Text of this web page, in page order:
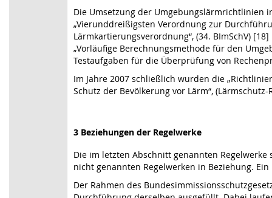
Die Umsetzung der Umgebungslärmrichtlinien
„Vierunddreißigsten Verordnung zur
Lärmkartierungsverordnung“, (34. BImSchV)
„Vorläufige Berechnungsmethode für den
Testaufgaben für die Überprüfung von
Im Jahre 2007 schließlich wurden die
Schutz der Bevölkerung vor Lärm“,
3 Beziehungen der Regelwerke
Die im letzten Abschnitt genannten
nicht genannten Regelwerken in Beziehung.
Der Rahmen des